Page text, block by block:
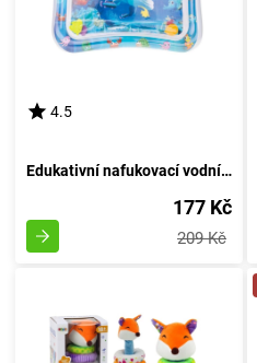
4.5
Edukativní nafukovací vodní podložka s motivem 4
177 Kč
209 Kč